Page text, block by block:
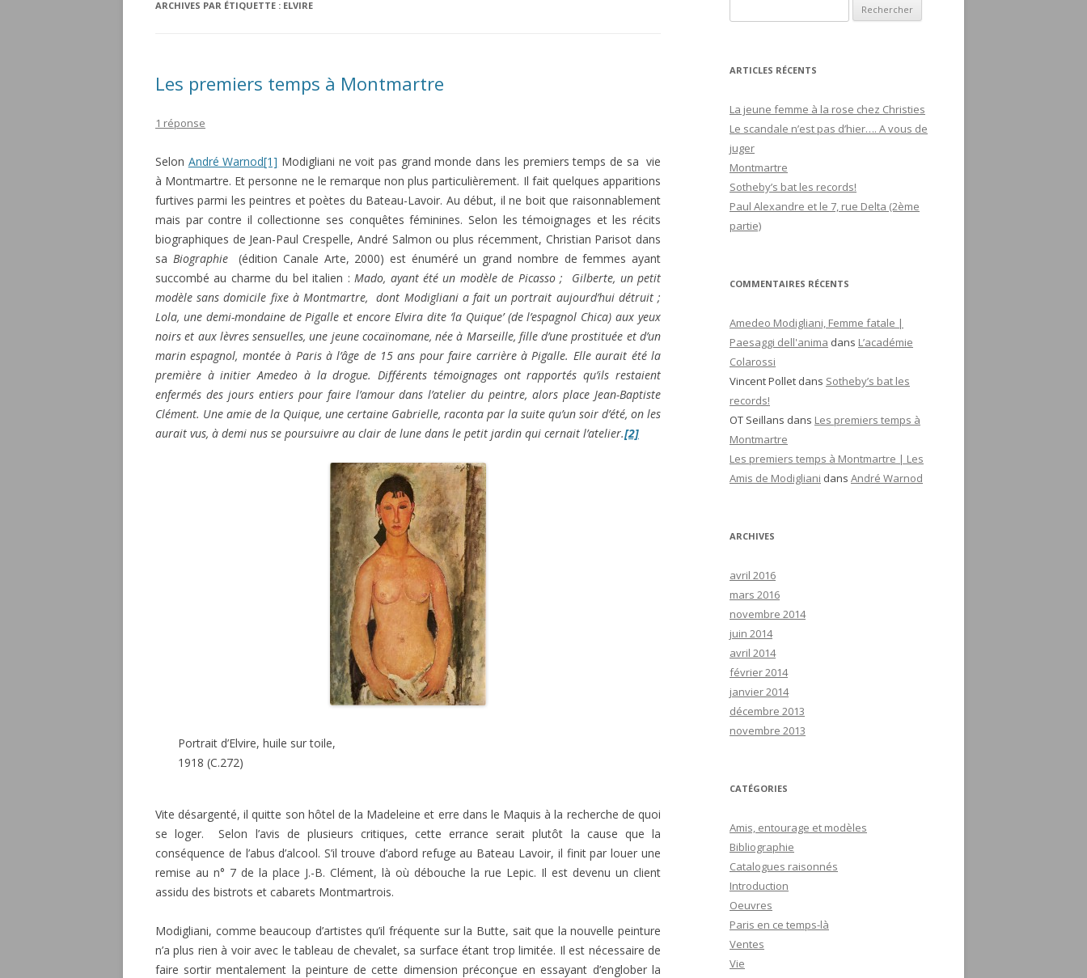
ARCHIVES PAR ÉTIQUETTE : ELVIRE
Les premiers temps à Montmartre
1 réponse
Selon André Warnod[1] Modigliani ne voit pas grand monde dans les premiers temps de sa vie
à Montmartre. Et personne ne le remarque non plus particulièrement. Il fait quelques apparitions
furtives parmi les peintres et poètes du Bateau-Lavoir. Au début, il ne boit que raisonnablement
mais par contre il collectionne ses conquêtes féminines. Selon les témoignages et les récits
biographiques de Jean-Paul Crespelle, André Salmon ou plus récemment, Christian Parisot dans
sa Biographie(édition Canale Arte, 2000) est énuméré un grand nombre de femmes ayant
succombé au charme du bel italien :Mado, ayant été un modèle de Picasso ; Gilberte, un petit
modèle sans domicile fixe à Montmartre, dont Modigliani a fait un portrait aujourd’hui détruit ;
Lola, une demi-mondaine de Pigalle et encore Elvira dite ‘la Quique’ (de l’espagnol Chica) aux yeux
noirs et aux lèvres sensuelles, une jeune cocaïnomane, née à Marseille, fille d’une prostituée et d’un
marin espagnol, montée à Paris à l’âge de 15 ans pour faire carrière à Pigalle. Elle aurait été la
première à initier Amedeo à la drogue.Différents témoignages ont rapportés qu’ils restaient
enfermés des jours entiers pour faire l’amour dans l’atelier du peintre, alors place Jean-Baptiste
Clément. Une amie de la Quique, une certaine Gabrielle, raconta par la suite qu’un soir d’été, on les
aurait vus, à demi nus se poursuivre au clair de lune dans le petit jardin qui cernait l’atelier.[2]
Portrait d’Elvire, huile sur toile,
1918 (C.272)
Vite désargenté, il quitte son hôtel de la Madeleine et erre dans le Maquis à la recherche de quoi
se loger. Selon l’avis de plusieurs critiques, cette errance serait plutôt la cause que la
conséquence de l’abus d’alcool. S’il trouve d’abord refuge au Bateau Lavoir, il finit par louer une
remise au n° 7 de la place J.-B. Clément, là où débouche la rue Lepic. Il est devenu un client
assidu des bistrots et cabarets Montmartrois.
Modigliani, comme beaucoup d’artistes qu’il fréquente sur la Butte, sait que la nouvelle peinture
n’a plus rien à voir avec le tableau de chevalet, sa surface étant trop limitée. Il est nécessaire de
faire sortir mentalement la peinture de cette dimension préconçue en essayant d’englober la
e
h
r
c
h
e
r
ARTICLES RÉCENTS
La jeune femme à la rose chez Christies
Le scandale n’est pas d’hier…. A vous de
juger
Montmartre
Sotheby’s bat les records!
Paul Alexandre et le 7, rue Delta (2ème
partie)
COMMENTAIRES RÉCENTS
Amedeo Modigliani, Femme fatale |
Paesaggi dell'anima dans L’académie
Colarossi
Vincent Pollet dans Sotheby’s bat les
records!
OT Seillans dans Les premiers temps à
Montmartre
Les premiers temps à Montmartre | Les
Amis de Modigliani dans André Warnod
ARCHIVES
avril 2016
mars 2016
novembre 2014
juin 2014
avril 2014
février 2014
janvier 2014
décembre 2013
novembre 2013
CATÉGORIES
Amis, entourage et modèles
Bibliographie
Catalogues raisonnés
Introduction
Oeuvres
Paris en ce temps-là
Ventes
Vie